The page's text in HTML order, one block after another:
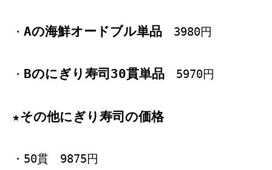
・ Aの海鮮オードブル単品 3980円
・ Bのにぎり寿司30貫単品 5970円
★その他にぎり寿司の価格
・50貫 9875円